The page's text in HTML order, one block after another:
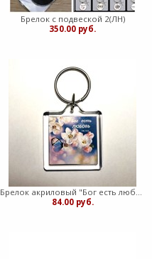
Брелок с подвеской 2(ЛН)
350.00 руб.
Брелок акриловый "Бог есть любовь" яблоневый цвет, квадратный (ТС)
84.00 руб.